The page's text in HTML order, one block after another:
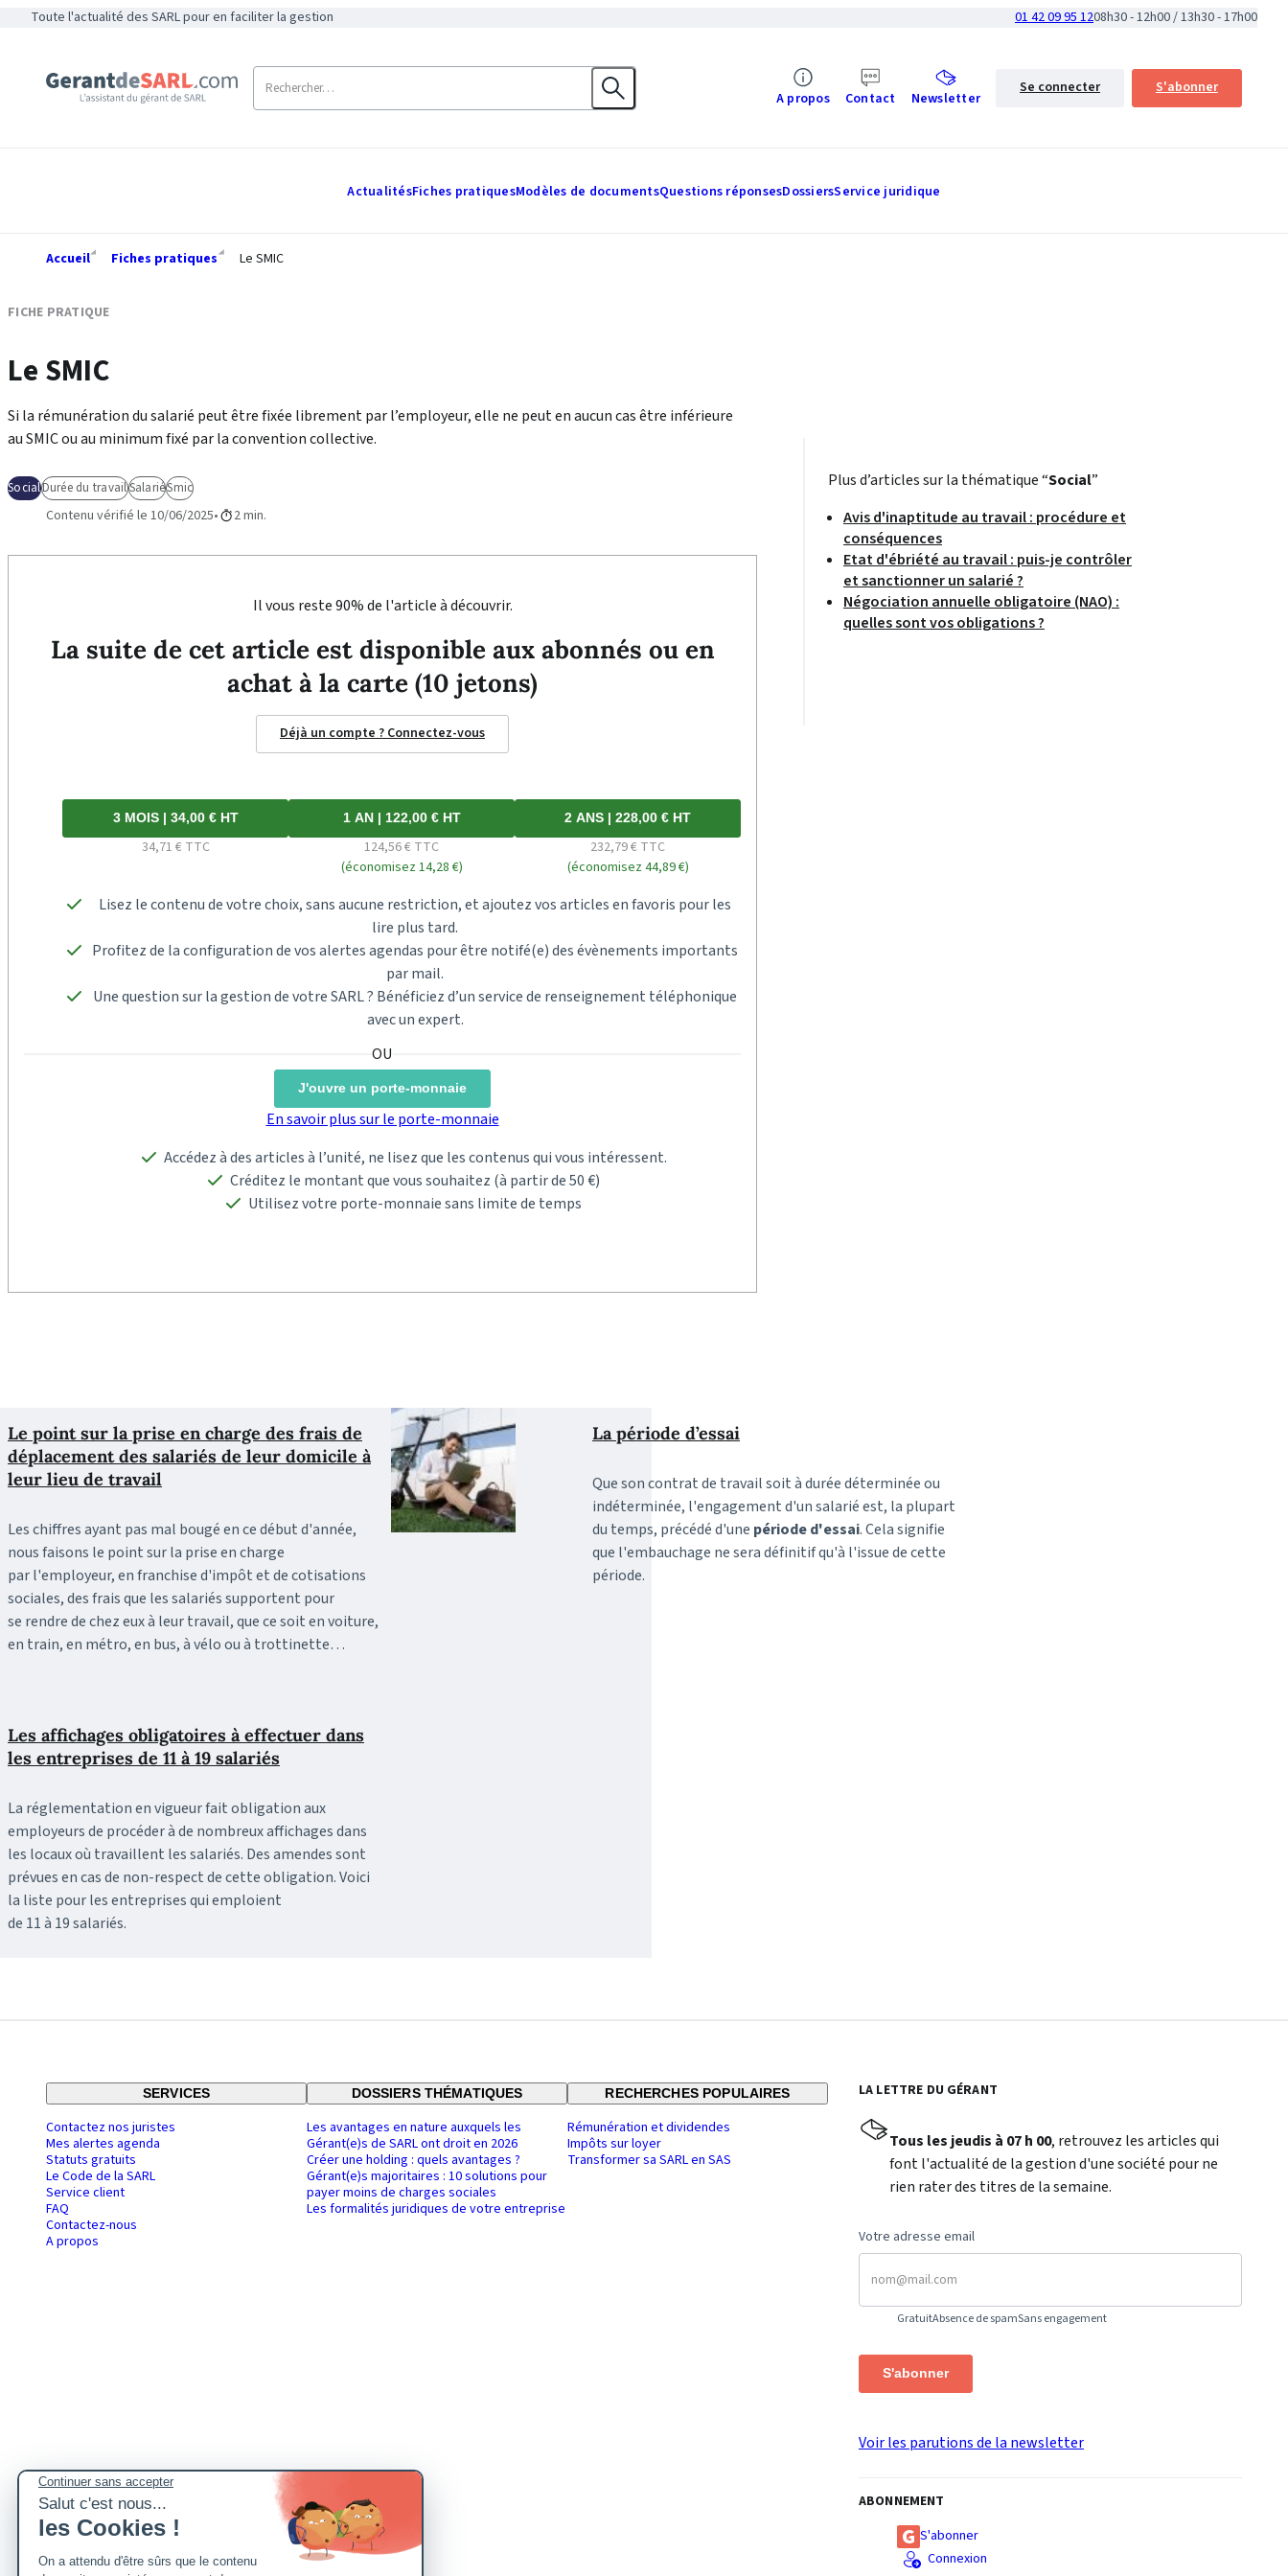
Toute l'actualité des SARL pour en faciliter la gestion 01 42 09 95 1208h30 - 12h00 / 13h30 - 17h00
A propos Contact Newsletter
Se connecter S'abonner
ActualitésFiches pratiquesModèles de documentsQuestions réponsesDossiersService juridique
Accueil Fiches pratiques Le SMIC
FICHE PRATIQUE
Le SMIC
Si la rémunération du salarié peut être fixée librement par l’employeur, elle ne peut en aucun cas être inférieure
au SMIC ou au minimum fixé par la convention collective.
SocialDurée du travailSalariéSmic
Contenu vérifié le 10/06/2025 2 min.
Il vous reste 90% de l'article à découvrir.
La suite de cet article est disponible aux abonnés ou en
achat à la carte (10 jetons)
Déjà un compte ? Connectez-vous
3 MOIS | 34,00 € HT
34,71 € TTC
1 AN | 122,00 € HT
124,56 € TTC
(économisez 14,28 €)
2 ANS | 228,00 € HT
232,79 € TTC
(économisez 44,89 €)
Lisez le contenu de votre choix, sans aucune restriction, et ajoutez vos articles en favoris pour les
lire plus tard.
Profitez de la configuration de vos alertes agendas pour être notifé(e) des évènements importants
par mail.
Une question sur la gestion de votre SARL ? Bénéficiez d’un service de renseignement téléphonique
avec un expert.
J'ouvre un porte-monnaie
En savoir plus sur le porte-monnaie
Accédez à des articles à l’unité, ne lisez que les contenus qui vous intéressent.
Créditez le montant que vous souhaitez (à partir de 50 €)
Utilisez votre porte-monnaie sans limite de temps
Plus d’articles sur la thématique “Social”
Avis d'inaptitude au travail : procédure et
conséquences
Etat d'ébriété au travail : puis-je contrôler
et sanctionner un salarié ?
Négociation annuelle obligatoire (NAO) :
quelles sont vos obligations ?
Le point sur la prise en charge des frais de
déplacement des salariés de leur domicile à
leur lieu de travail
Les chiffres ayant pas mal bougé en ce début d'année,
nous faisons le point sur la prise en charge
par l'employeur, en franchise d'impôt et de cotisations
sociales, des frais que les salariés supportent pour
se rendre de chez eux à leur travail, que ce soit en voiture,
en train, en métro, en bus, à vélo ou à trottinette…
La période d’essai
Que son contrat de travail soit à durée déterminée ou
indéterminée, l'engagement d'un salarié est, la plupart
du temps, précédé d'une période d'essai. Cela signifie
que l'embauchage ne sera définitif qu'à l'issue de cette
période.
Les affichages obligatoires à effectuer dans
les entreprises de 11 à 19 salariés
La réglementation en vigueur fait obligation aux
employeurs de procéder à de nombreux affichages dans
les locaux où travaillent les salariés. Des amendes sont
prévues en cas de non-respect de cette obligation. Voici
la liste pour les entreprises qui emploient
de 11 à 19 salariés.
SERVICES
Contactez nos juristes
Mes alertes agenda
Statuts gratuits
Le Code de la SARL
Service client
FAQ
Contactez-nous
A propos
DOSSIERS THÉMATIQUES
Les avantages en nature auxquels les
Gérant(e)s de SARL ont droit en 2026
Créer une holding : quels avantages ?
Gérant(e)s majoritaires : 10 solutions pour
payer moins de charges sociales
Les formalités juridiques de votre entreprise
RECHERCHES POPULAIRES
Rémunération et dividendes
Impôts sur loyer
Transformer sa SARL en SAS
LA LETTRE DU GÉRANT
Tous les jeudis à 07 h 00, retrouvez les articles qui
font l'actualité de la gestion d'une société pour ne
rien rater des titres de la semaine.
Votre adresse email
GratuitAbsence de spamSans engagement
S'abonner
Voir les parutions de la newsletter
ABONNEMENT
S'abonner
Connexion